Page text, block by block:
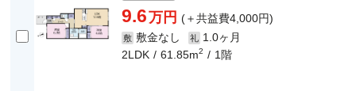
9.6万円(＋共益費4,000円)
敷 敷金なし 礼 1.0ヶ月
2LDK
61.85m2 1階